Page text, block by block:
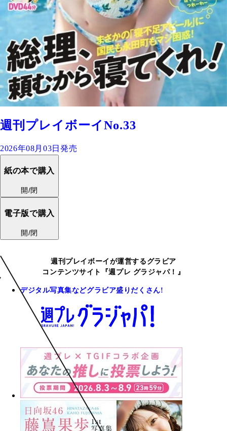
週刊プレイボーイNo.33
2026年08月03日発売
紙の本で購入
開/閉
電子版で購入
開/閉
週刊プレイボーイが運営するグラビア
コンテンツサイト『週プレ グラジャパ！』
デジタル写真集などグラビア盛りだくさん!